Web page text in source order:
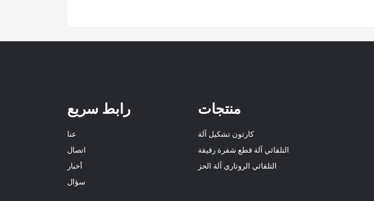
رابط سريع
عنا
اتصال
أخبار
سؤال
منتجات
كارتون تشكيل آلة
التلقائي آلة قطع شفرة رقيقة
التلقائي الروتاري آلة الحز